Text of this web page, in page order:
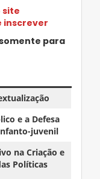
site
inscrever
para
e a Defesa
juvenil
na Criação e
Políticas